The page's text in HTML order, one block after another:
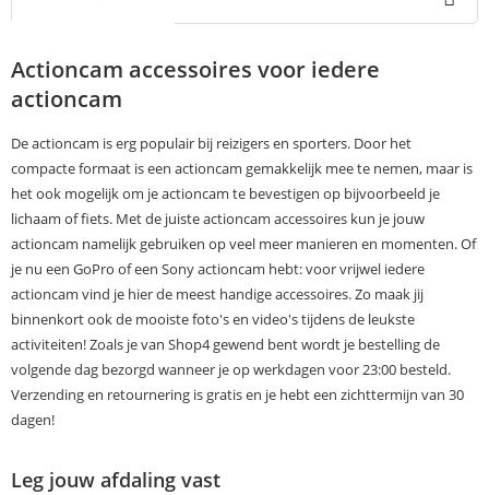
Actioncam accessoires voor iedere
actioncam
De actioncam is erg populair bij reizigers en sporters. Door het
compacte formaat is een actioncam gemakkelijk mee te nemen, maar is
het ook mogelijk om je actioncam te bevestigen op bijvoorbeeld je
lichaam of fiets. Met de juiste actioncam accessoires kun je jouw
actioncam namelijk gebruiken op veel meer manieren en momenten. Of
je nu een GoPro of een Sony actioncam hebt: voor vrijwel iedere
actioncam vind je hier de meest handige accessoires. Zo maak jij
binnenkort ook de mooiste foto's en video's tijdens de leukste
activiteiten! Zoals je van Shop4 gewend bent wordt je bestelling de
volgende dag bezorgd wanneer je op werkdagen voor 23:00 besteld.
Verzending en retournering is gratis en je hebt een zichttermijn van 30
dagen!
Leg jouw afdaling vast